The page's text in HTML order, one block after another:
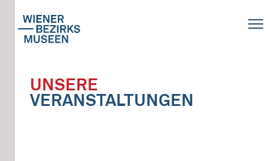
UNSERE
VERANSTALTUNGEN